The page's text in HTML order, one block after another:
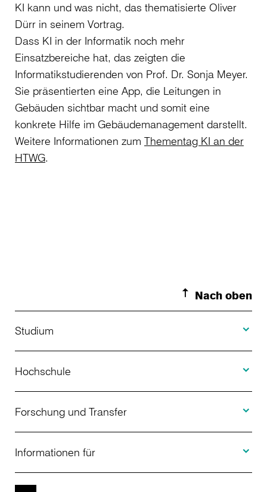
KI kann und was nicht, das thematisierte Oliver
Dürr in seinem Vortrag.
Dass KI in der Informatik noch mehr
Einsatzbereiche hat, das zeigten die
Informatikstudierenden von Prof. Dr. Sonja Meyer.
Sie präsentierten eine App, die Leitungen in
Gebäuden sichtbar macht und somit eine
konkrete Hilfe im Gebäudemanagement darstellt.
Weitere Informationen zum Thementag KI an der
HTWG.
Nach oben
Studium
Studienangebot
Bewerbung
Studienberatung
Weiterbildung
Hochschule
Über uns
Aktuelles
Forschung und Transfer
Projekte
Informationen für